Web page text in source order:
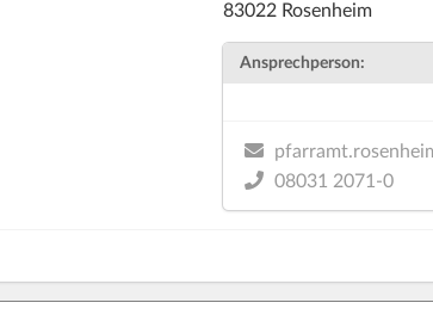
83022 Rosenheim
Ansprechperson:
08031 2071-0